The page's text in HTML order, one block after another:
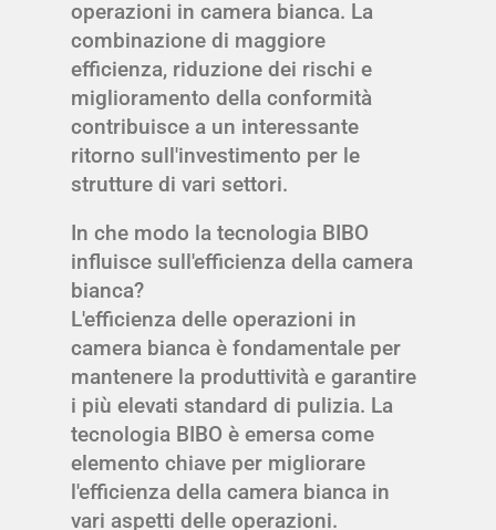
operazioni in camera bianca. La
combinazione di maggiore
efficienza, riduzione dei rischi e
miglioramento della conformità
contribuisce a un interessante
ritorno sull'investimento per le
strutture di vari settori.
In che modo la tecnologia BIBO
influisce sull'efficienza della camera
bianca?
L'efficienza delle operazioni in
camera bianca è fondamentale per
mantenere la produttività e garantire
i più elevati standard di pulizia. La
tecnologia BIBO è emersa come
elemento chiave per migliorare
l'efficienza della camera bianca in
vari aspetti delle operazioni.